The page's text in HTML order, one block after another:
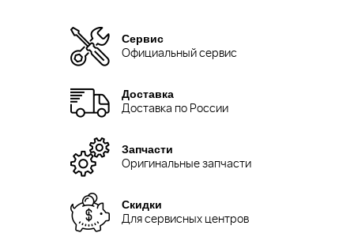
Сервис
Официальный сервис
Доставка
Доставка по России
Запчасти
Оригинальные запчасти
Скидки
Для сервисных центров